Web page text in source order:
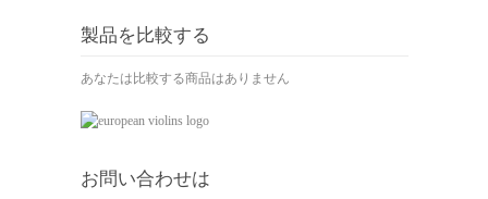
製品を比較する
あなたは比較する商品はありません
お問い合わせは